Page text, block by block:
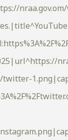
twitter-